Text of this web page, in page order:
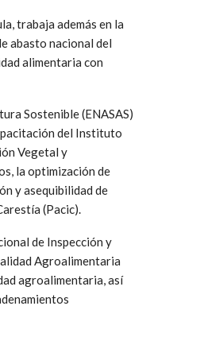
trabaja además en la
abasto nacional del
alimentaria con
Sostenible (ENASAS)
del Instituto
Vegetal y
la optimización de
y asequibilidad de
(Pacic).
de Inspección y
Agroalimentaria
agroalimentaria, así